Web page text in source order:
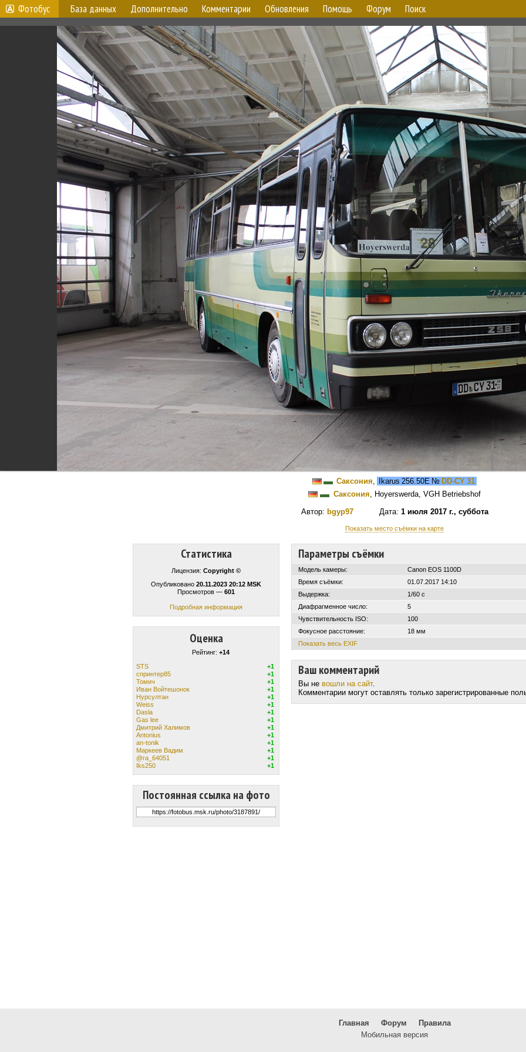
Фотобус База данных Дополнительно Комментарии Обновления Помощь Форум Поиск
Саксония, Ikarus 256.50E № DD-CY 31
Саксония, Hoyerswerda, VGH Betriebshof
Автор: bgyp97Дата: 1 июля 2017 г., суббота
Показать место съёмки на карте
Статистика
Лицензия: Copyright ©
Опубликовано 20.11.2023 20:12 MSK
Просмотров — 601
Подробная информация
Оценка
Рейтинг: +14
STS
+1
спринтер85
+1
Томич
+1
Иван Войтешонок
+1
Нурсултан
+1
Weiss
+1
Dasla
+1
Gas lee
+1
Дмитрий Халимов
+1
Antonius
+1
an-tonik
+1
Маркеев Вадим
+1
@ra_64051
+1
Iks250
+1
Постоянная ссылка на фото
Параметры съёмки
Модель камеры:
Canon EOS 1100D
Время съёмки:
01.07.2017 14:10
Выдержка:
1/60 с
Диафрагменное число:
5
Чувствительность ISO:
100
Фокусное расстояние:
18 мм
Показать весь EXIF
Ваш комментарий
Вы не вошли на сайт.
Комментарии могут оставлять только зарегистрированные
Главная Форум
Правила
Мобильная версия